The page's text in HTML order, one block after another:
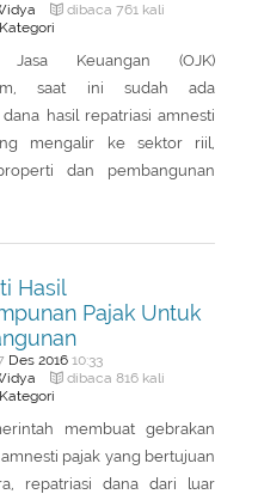
dibaca 761 kali
Jasa Keuangan (OJK)
saat ini sudah ada
hasil repatriasi amnesti
mengalir ke sektor riil,
dan pembangunan
Hasil
Pajak Untuk
Des 201610:33
dibaca 816 kali
membuat gebrakan
pajak yang bertujuan
repatriasi dana dari luar